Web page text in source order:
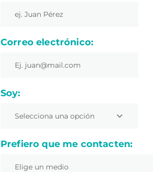
Correo electrónico:
Soy:
Selecciona una opción
Prefiero que me contacten:
Elige un medio